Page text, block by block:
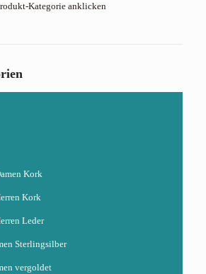
Kategorie anklicken
Kork
Kork
Leder
Sterlingsilber
vergoldet